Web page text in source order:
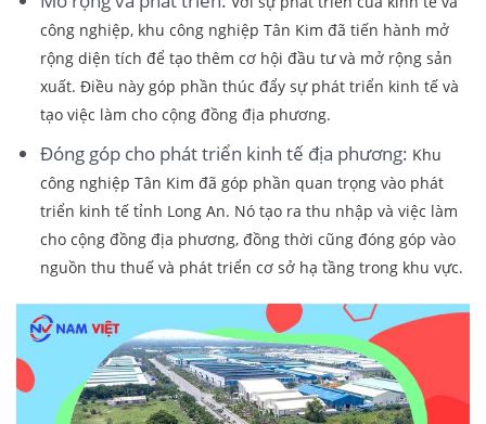
công nghiệp, khu công nghiệp Tân Kim đã tiến hành mở
rộng diện tích để tạo thêm cơ hội đầu tư và mở rộng sản
xuất. Điều này góp phần thúc đẩy sự phát triển kinh tế và
tạo việc làm cho cộng đồng địa phương.
Đóng góp cho phát triển kinh tế địa phương: Khu
công nghiệp Tân Kim đã góp phần quan trọng vào phát
triển kinh tế tỉnh Long An. Nó tạo ra thu nhập và việc làm
cho cộng đồng địa phương, đồng thời cũng đóng góp vào
nguồn thu thuế và phát triển cơ sở hạ tầng trong khu vực.